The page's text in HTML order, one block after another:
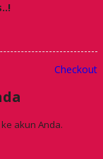
Checkout
akun Anda.